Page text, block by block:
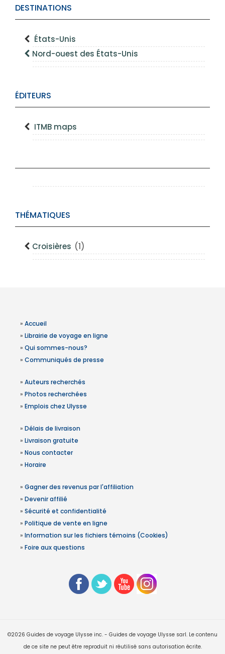
DESTINATIONS
États-Unis
Nord-ouest des États-Unis
ÉDITEURS
ITMB maps
THÉMATIQUES
Croisières (1)
» Accueil
» Librairie de voyage en ligne
» Qui sommes-nous?
» Communiqués de presse
» Auteurs recherchés
» Photos recherchées
» Emplois chez Ulysse
» Délais de livraison
» Livraison gratuite
» Nous contacter
» Horaire
» Gagner des revenus par l'affiliation
» Devenir affilié
» Sécurité et confidentialité
» Politique de vente en ligne
» Information sur les fichiers témoins (Cookies)
» Foire aux questions
©2026 Guides de voyage Ulysse inc. - Guides de voyage Ulysse sarl. Le contenu
de ce site ne peut être reproduit ni réutilisé sans autorisation écrite.